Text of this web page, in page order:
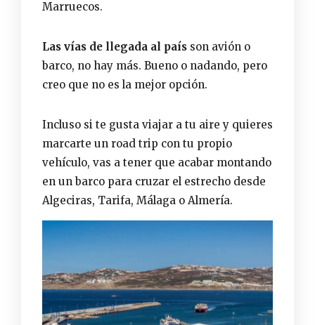
Marruecos.
Las vías de llegada al país son avión o
barco, no hay más. Bueno o nadando, pero
creo que no es la mejor opción.
Incluso si te gusta viajar a tu aire y quieres
marcarte un road trip con tu propio
vehículo, vas a tener que acabar montando
en un barco para cruzar el estrecho desde
Algeciras, Tarifa, Málaga o Almería.